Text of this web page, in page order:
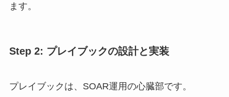
ます。
Step 2: プレイブックの設計と実装
プレイブックは、SOAR運用の心臓部です。